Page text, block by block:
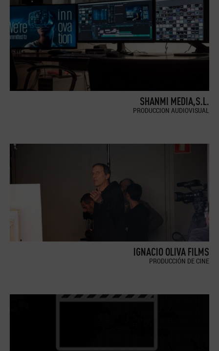
SHANMI MEDIA,S.L.
PRODUCCION AUDIOVISUAL
IGNACIO OLIVA FILMS
PRODUCCIÓN DE CINE